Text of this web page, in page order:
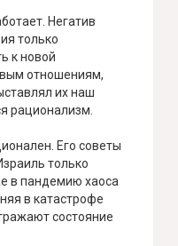
Негатив
только
к новой
отношениям,
их наш
рационализм.
Его советы
только
в пандемию хаоса
в катастрофе
состояние